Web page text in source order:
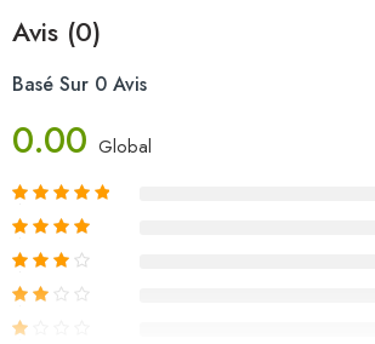
Matériau : bois de pin massif
Dimensions du canapé d’angle : 63,5 x 63,5
Capacité de charge maximale (par siège) :
La livraison contient :
4 x canapé central
2 x canapé d’angle
Avis (0)
Basé Sur 0 Avis
0.00 Global